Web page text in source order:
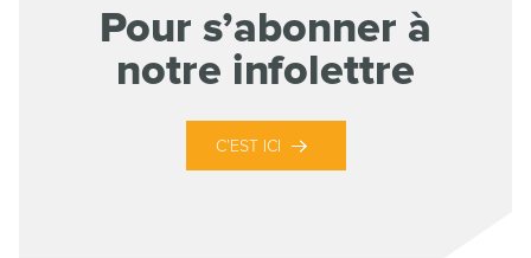
Pour s’abonner à
notre infolettre
C’EST ICI